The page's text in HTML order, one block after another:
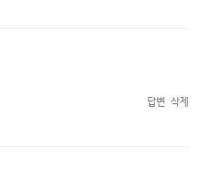
답변 삭제